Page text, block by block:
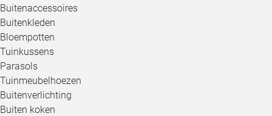
Buitenaccessoires
Buitenkleden
Bloempotten
Tuinkussens
Parasols
Tuinmeubelhoezen
Buitenverlichting
Buiten koken